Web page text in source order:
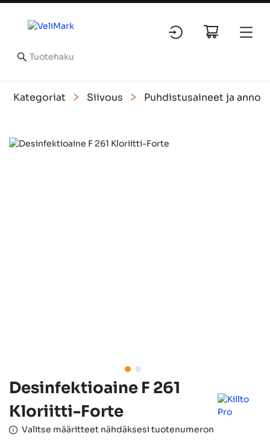
Kategoriat Siivous Puhdistusaineet ja
Slide 1 of 2
Desinfektioaine F 261
Kloriitti-Forte
Valitse määritteet nähdäksesi tuotenumeron